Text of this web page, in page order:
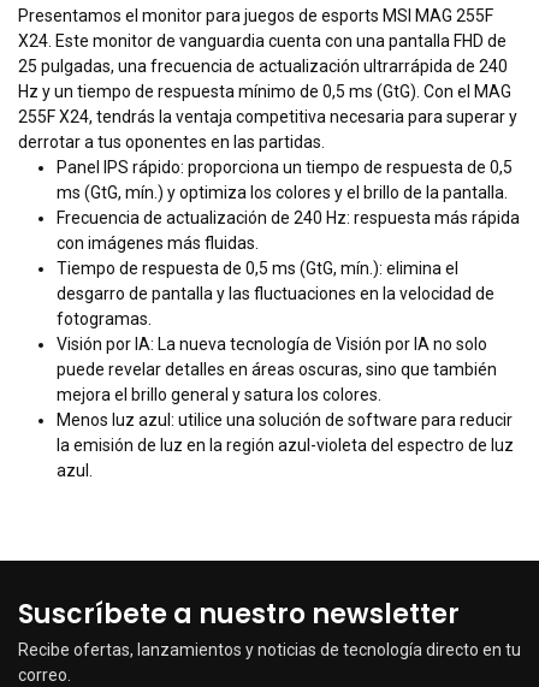
Presentamos el monitor para juegos de esports MSI MAG 255F
X24. Este monitor de vanguardia cuenta con una pantalla FHD de
25 pulgadas, una frecuencia de actualización ultrarrápida de 240
Hz y un tiempo de respuesta mínimo de 0,5 ms (GtG). Con el MAG
255F X24, tendrás la ventaja competitiva necesaria para superar y
derrotar a tus oponentes en las partidas.
Panel IPS rápido: proporciona un tiempo de respuesta de 0,5
ms (GtG, mín.) y optimiza los colores y el brillo de la pantalla.
Frecuencia de actualización de 240 Hz: respuesta más rápida
con imágenes más fluidas.
Tiempo de respuesta de 0,5 ms (GtG, mín.): elimina el
desgarro de pantalla y las fluctuaciones en la velocidad de
fotogramas.
Visión por IA: La nueva tecnología de Visión por IA no solo
puede revelar detalles en áreas oscuras, sino que también
mejora el brillo general y satura los colores.
Menos luz azul: utilice una solución de software para reducir
la emisión de luz en la región azul-violeta del espectro de luz
azul.
Suscríbete a nuestro newsletter
Recibe ofertas, lanzamientos y noticias de tecnología directo en tu
correo.